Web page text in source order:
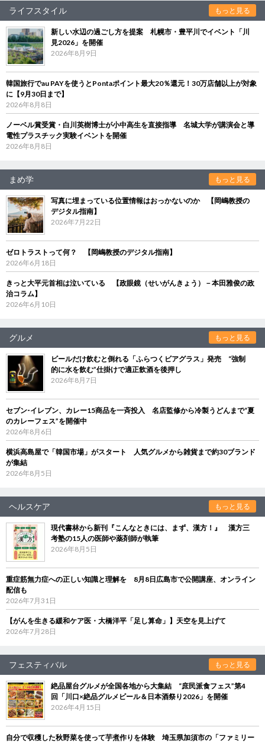
ライフスタイル もっと見る
新しい水辺の過ごし方を提案 札幌市・豊平川でイベント「川
見2026」を開催
2026年8月9日
韓国旅行でau PAYを使うとPontaポイント最大20％還元！30万店舗以上が対象
に【9月30日まで】
2026年8月8日
ノーベル賞受賞・白川英樹博士が小中高生を直接指導 名城大学が講演会と導
電性プラスチック実験イベントを開催
2026年8月8日
まめ学 もっと見る
写真に埋まっている位置情報はおっかないのか 【岡嶋教授の
デジタル指南】
2026年7月22日
ゼロトラストって何？ 【岡嶋教授のデジタル指南】
2026年6月18日
きっと大平元首相は泣いている 【政眼鏡（せいがんきょう）－本田雅俊の政
治コラム】
2026年6月10日
グルメ もっと見る
ビールだけ飲むと倒れる「ふらつくビアグラス」発売 “強制
的に水を飲む”仕掛けで適正飲酒を後押し
2026年8月7日
セブン‐イレブン、カレー15商品を一斉投入 名店監修から冷製うどんまで“夏
のカレーフェス”を開催中
2026年8月6日
横浜高島屋で「韓国市場」がスタート 人気グルメから雑貨まで約30ブランド
が集結
2026年8月5日
ヘルスケア もっと見る
現代書林から新刊『こんなときには、まず、漢方！』 漢方三
考塾の15人の医師や薬剤師が執筆
2026年8月5日
重症筋無力症への正しい知識と理解を 8月8日広島市で公開講座、オンライン
配信も
2026年7月31日
【がんを生きる緩和ケア医・大橋洋平「足し算命」】天空を見上げて
2026年7月28日
フェスティバル もっと見る
絶品屋台グルメが全国各地から大集結 “庶民派食フェス”第4
回「川口×絶品グルメビール＆日本酒祭り2026」を開催
2026年4月15日
自分で収穫した秋野菜を使って芋煮作りを体験 埼玉県加須市の「ファミリー